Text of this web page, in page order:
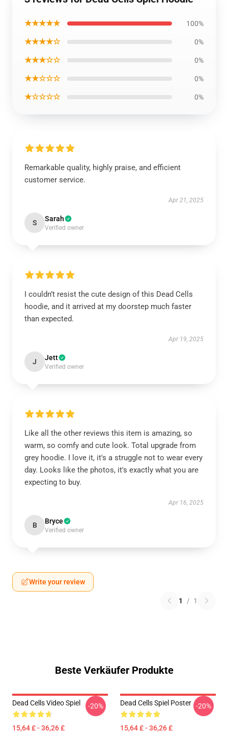
★★★★★ 100%
★★★★☆ 0%
★★★☆☆ 0%
★★☆☆☆ 0%
★☆☆☆☆ 0%
Remarkable quality, highly praise, and efficient
customer service.
Apr 21, 2025
S Sarah
Verified owner
I couldn’t resist the cute design of this Dead Cells
hoodie, and it arrived at my doorstep much faster
than expected.
Apr 19, 2025
J Jett
Verified owner
Like all the other reviews this item is amazing, so
warm, so comfy and cute look. Total upgrade from
grey hoodie. I love it, it's a struggle not to wear every
day. Looks like the photos, it's exactly what you are
expecting to buy.
Apr 16, 2025
B Bryce
Verified owner
Write your review
1 / 1
Beste Verkäufer Produkte
Dead Cells Video Spiel
15,64 £ - 36,26 £
-20% Dead Cells Spiel Poster
15,64 £ - 36,26 £
-20%